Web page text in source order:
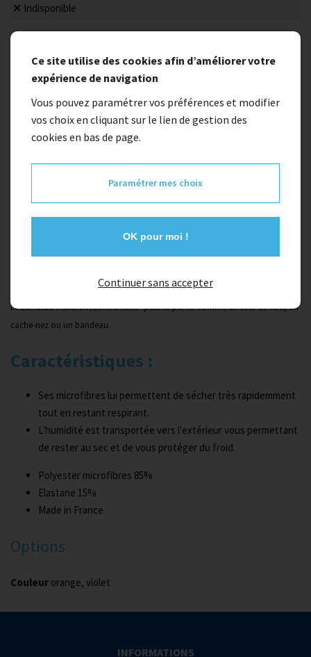
Indisponible
Bandeau oxitis
12,00 €
Le bandeau multifonctions Oxsitis® peut se porter comme un tour de cou, un
cache-nez ou un bandeau.
Caractéristiques :
Ses microfibres lui permettent de sécher très rapidemment
tout en restant respirant.
L'humidité est transportée vers l'extérieur vous permettant
de rester au sec et de vous protéger du froid.
Polyester microfibres 85%
Elastane 15%
Made in France
Options
Couleur orange, violet
INFORMATIONS
Ce site utilise des cookies afin d’améliorer votre
expérience de navigation
Vous pouvez paramétrer vos préférences et modifier
vos choix en cliquant sur le lien de gestion des
cookies en bas de page.
Paramétrer mes choix
OK pour moi !
Continuer sans accepter